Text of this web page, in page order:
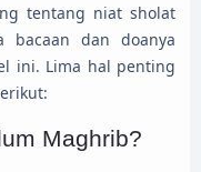
tentang niat sholat
bacaan dan doanya
ini. Lima hal penting
Maghrib?